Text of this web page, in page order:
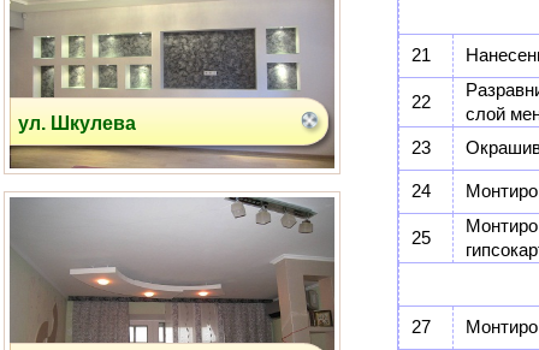
пр-зд Шокальского
21
22
слой
23
24
25
27